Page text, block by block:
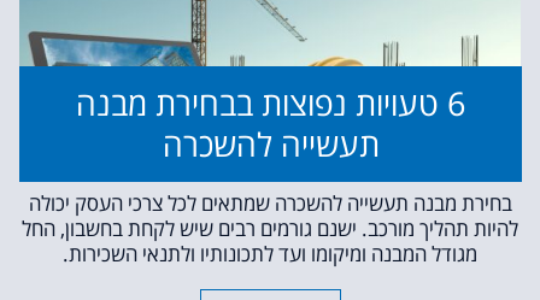
6 טעויות נפוצות בבחירת מבנה
תעשייה להשכרה
בחירת מבנה תעשייה להשכרה שמתאים לכל צרכי העסק יכולה
להיות תהליך מורכב. ישנם גורמים רבים שיש לקחת בחשבון, החל
מגודל המבנה ומיקומו ועד לתכונותיו ולתנאי השכירות.